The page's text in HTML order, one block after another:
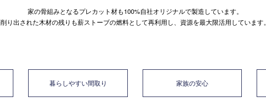
家の骨組みとなるプレカット材も100%自社オリジナルで製造しています。
削り出された木材の残りも薪ストーブの燃料として再利用し、資源を最大限活用しています。
暮らしやすい間取り 家族の安心